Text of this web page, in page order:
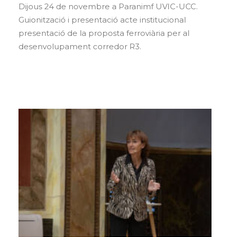
Dijous 24 de novembre a Paranimf UVIC-UCC.
Guionització i presentació acte institucional
presentació de la proposta ferroviària per al
desenvolupament corredor R3.